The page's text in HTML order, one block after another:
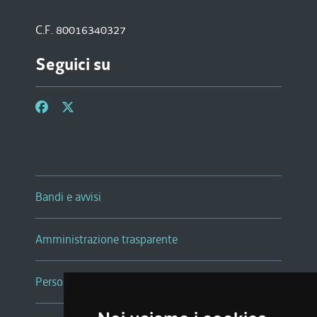
C.F. 80016340327
Seguici su
Bandi e avvisi
Amministrazione trasparente
Persone e Uffici